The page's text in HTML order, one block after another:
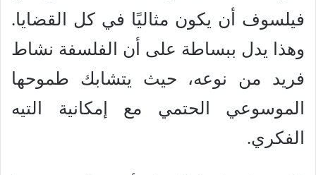
فيلسوف أن يكون مثاليًا في كل القضايا.
وهذا يدل ببساطة على أن الفلسفة نشاط
فريد من نوعه، حيث يتشابك طموحها
الموسوعي الحتمي مع إمكانية التيه
الفكري.